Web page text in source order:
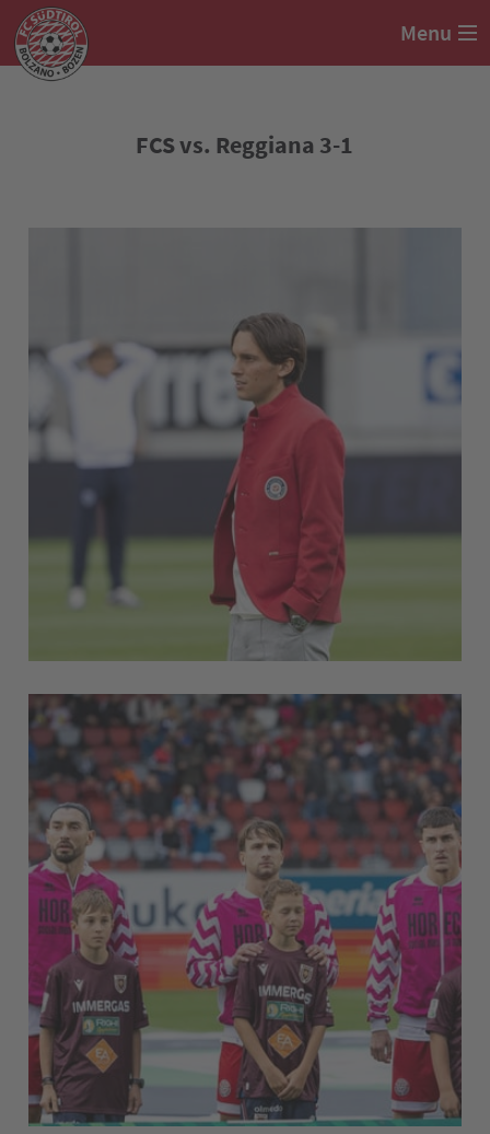
Menu
FCS vs. Reggiana 3-1